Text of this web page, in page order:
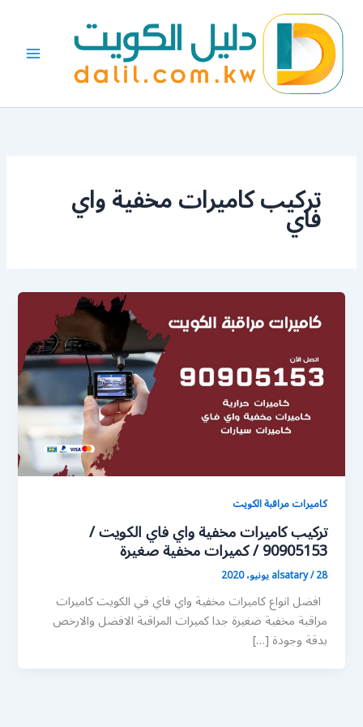
المحتوى
تركيب كاميرات مخفية واي
فاي
كاميرات مراقبة الكويت
تركيب كاميرات مخفية واي فاي الكويت /
90905153 / كميرات مخفية صغيرة
alsatary/28 يونيو، 2020
افضل انواع كاميرات مخفية واي فاي في الكويت كاميرات
مراقبة مخفية ضغيرة جدا كميرات المراقبة الافضل والارخص
بدقة وجودة […]